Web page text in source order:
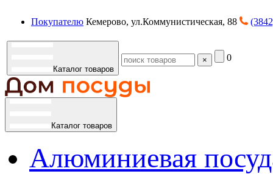
Покупателю Кемерово, ул.Коммунистическая, 88
Каталог товаров
× 0
Каталог товаров
Алюминиевая